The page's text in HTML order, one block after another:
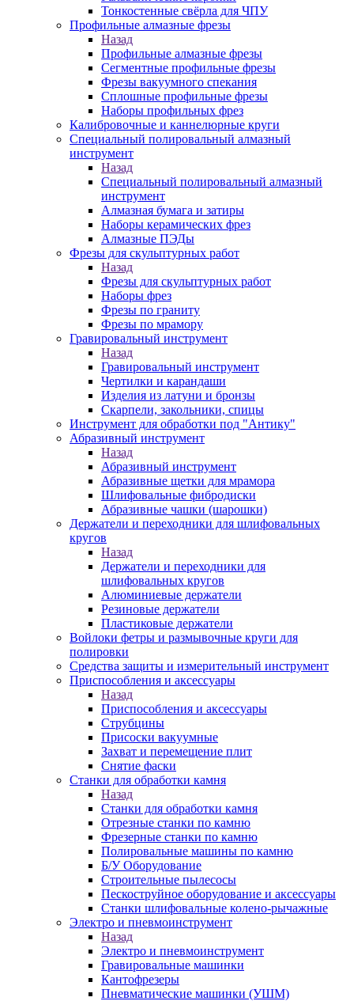
Тонкостенные свёрла для ЧПУ
Профильные алмазные фрезы
Назад
Профильные алмазные фрезы
Сегментные профильные фрезы
Фрезы вакуумного спекания
Сплошные профильные фрезы
Наборы профильных фрез
Калибровочные и каннелюрные круги
Специальный полировальный алмазный
инструмент
Назад
Специальный полировальный алмазный
инструмент
Алмазная бумага и затиры
Наборы керамических фрез
Алмазные ПЭДы
Фрезы для скульптурных работ
Назад
Фрезы для скульптурных работ
Наборы фрез
Фрезы по граниту
Фрезы по мрамору
Гравировальный инструмент
Назад
Гравировальный инструмент
Чертилки и карандаши
Изделия из латуни и бронзы
Скарпели, закольники, спицы
Инструмент для обработки под "Антику"
Абразивный инструмент
Назад
Абразивный инструмент
Абразивные щетки для мрамора
Шлифовальные фибродиски
Абразивные чашки (шарошки)
Держатели и переходники для шлифовальных
кругов
Назад
Держатели и переходники для
шлифовальных кругов
Алюминиевые держатели
Резиновые держатели
Пластиковые держатели
Войлоки фетры и размывочные круги для
полировки
Средства защиты и измерительный инструмент
Приспособления и аксессуары
Назад
Приспособления и аксессуары
Струбцины
Присоски вакуумные
Захват и перемещение плит
Снятие фаски
Станки для обработки камня
Назад
Станки для обработки камня
Отрезные станки по камню
Фрезерные станки по камню
Полировальные машины по камню
Б/У Оборудование
Строительные пылесосы
Пескоструйное оборудование и аксессуары
Станки шлифовальные колено-рычажные
Электро и пневмоинструмент
Назад
Электро и пневмоинструмент
Гравировальные машинки
Кантофрезеры
Пневматические машинки (УШМ)